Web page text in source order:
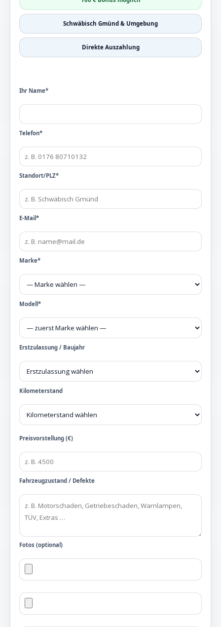
Schwäbisch Gmünd & Umgebung
Direkte Auszahlung
Ihr Name*
Telefon*
Standort/PLZ*
E-Mail*
Marke*
Modell*
Erstzulassung / Baujahr
Kilometerstand
Preisvorstellung (€)
Fahrzeugzustand / Defekte
Fotos (optional)